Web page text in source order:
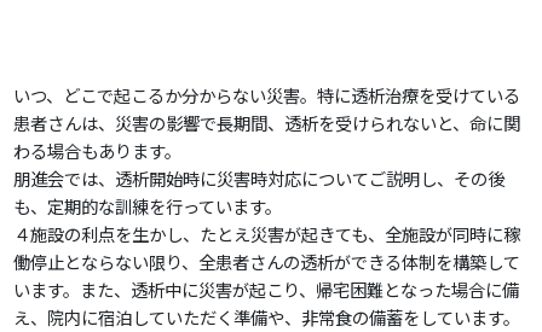
いつ、どこで起こるか分からない災害。特に透析治療を受けている
患者さんは、災害の影響で長期間、透析を受けられないと、命に関
わる場合もあります。
朋進会では、透析開始時に災害時対応についてご説明し、その後
も、定期的な訓練を行っています。
４施設の利点を生かし、たとえ災害が起きても、全施設が同時に稼
働停止とならない限り、全患者さんの透析ができる体制を構築して
います。また、透析中に災害が起こり、帰宅困難となった場合に備
え、院内に宿泊していただく準備や、非常食の備蓄をしています。